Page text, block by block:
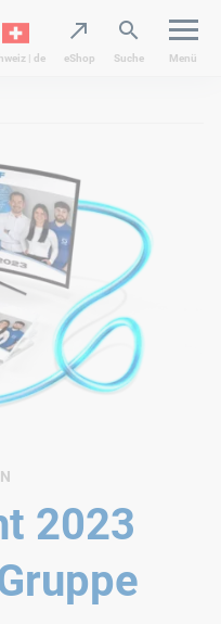
| de eShop Suche Menü
2023